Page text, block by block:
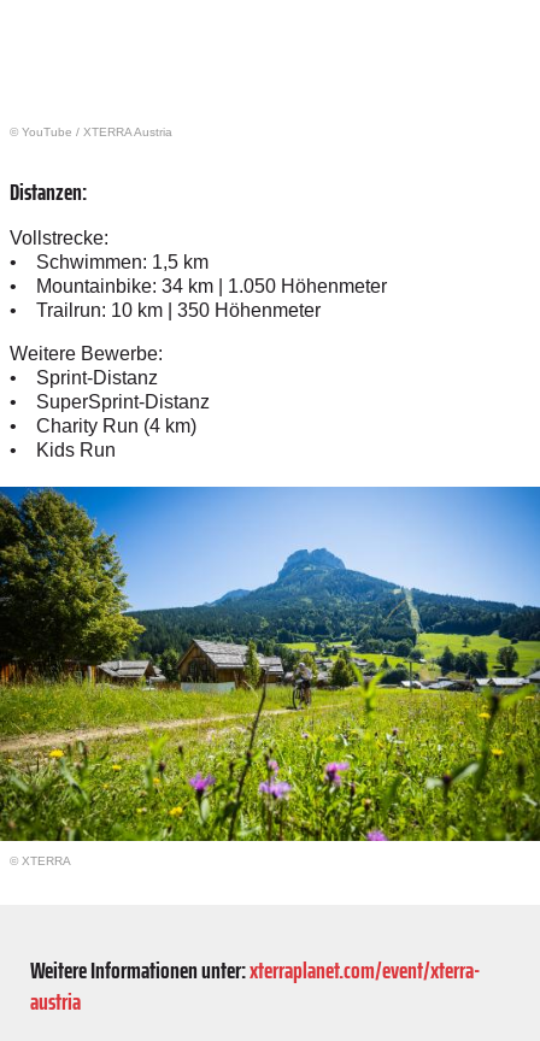
© YouTube / XTERRA Austria
Distanzen:
Vollstrecke:
• Schwimmen: 1,5 km
• Mountainbike: 34 km | 1.050 Höhenmeter
• Trailrun: 10 km | 350 Höhenmeter
Weitere Bewerbe:
• Sprint-Distanz
• SuperSprint-Distanz
• Charity Run (4 km)
• Kids Run
© XTERRA
Weitere Informationen unter:xterraplanet.com/event/xterra-
austria